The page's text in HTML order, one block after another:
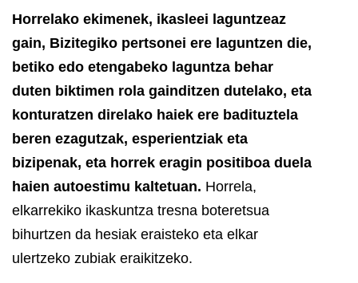
Horrelako ekimenek, ikasleei laguntzeaz
gain, Bizitegiko pertsonei ere laguntzen die,
betiko edo etengabeko laguntza behar
duten biktimen rola gainditzen dutelako, eta
konturatzen direlako haiek ere badituztela
beren ezagutzak, esperientziak eta
bizipenak, eta horrek eragin positiboa duela
haien autoestimu kaltetuan. Horrela,
elkarrekiko ikaskuntza tresna boteretsua
bihurtzen da hesiak eraisteko eta elkar
ulertzeko zubiak eraikitzeko.